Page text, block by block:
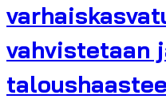
vahvistetaan